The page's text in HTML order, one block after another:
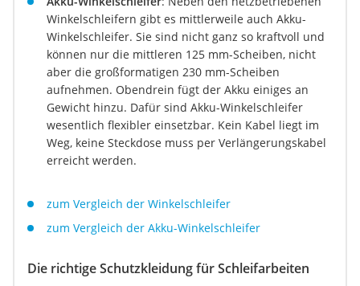
Winkelschleifern gibt es mittlerweile auch Akku-
Winkelschleifer. Sie sind nicht ganz so kraftvoll und
können nur die mittleren 125 mm-Scheiben, nicht
aber die großformatigen 230 mm-Scheiben
aufnehmen. Obendrein fügt der Akku einiges an
Gewicht hinzu. Dafür sind Akku-Winkelschleifer
wesentlich flexibler einsetzbar. Kein Kabel liegt im
Weg, keine Steckdose muss per Verlängerungskabel
erreicht werden.
zum Vergleich der Winkelschleifer
zum Vergleich der Akku-Winkelschleifer
Die richtige Schutzkleidung für Schleifarbeiten